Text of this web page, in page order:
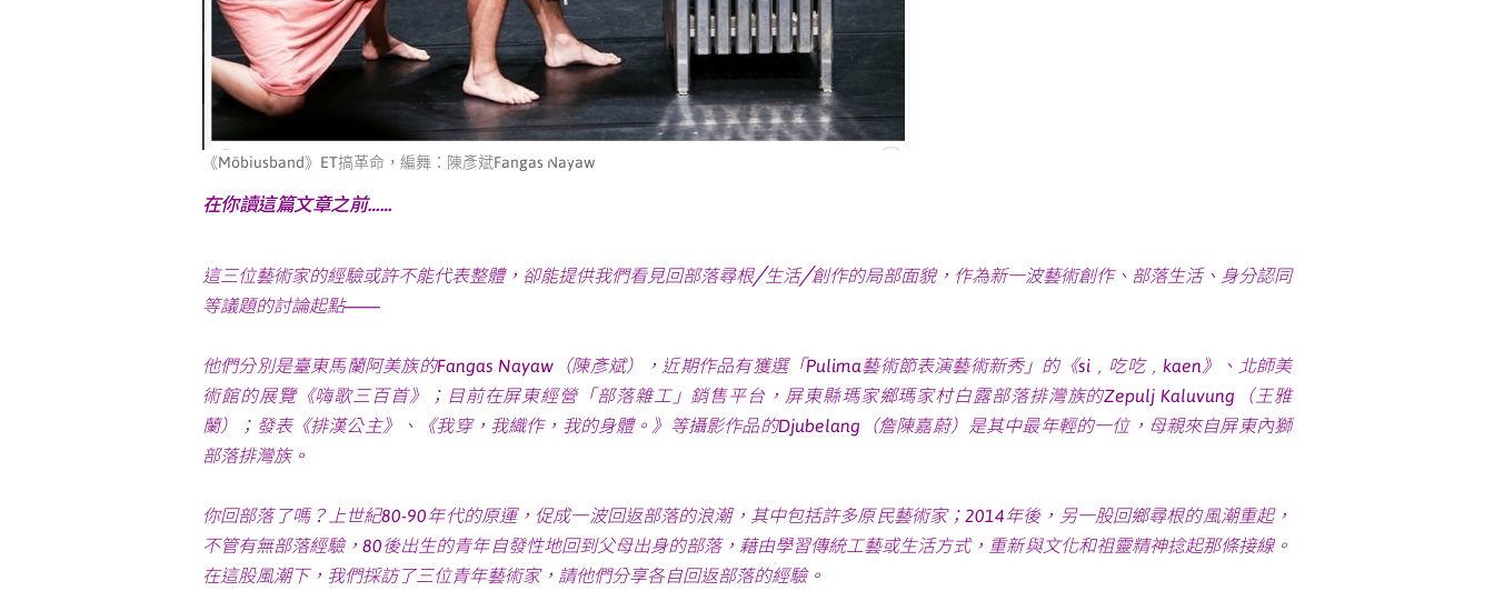
《Möbiusband》ET搞革命，編舞：陳彥斌Fangas Nayaw
在你讀這篇文章之前……
這三位藝術家的經驗或許不能代表整體，卻能提供我們看見回部落尋根╱生活╱創作的局部面貌，作為新一波藝術創作、部落生活、身分認同
等議題的討論起點——
他們分別是臺東馬蘭阿美族的Fangas Nayaw（陳彥斌），近期作品有獲選「Pulima藝術節表演藝術新秀」的《si﹐吃吃﹐kaen》、北師美
術館的展覽《嗨歌三百首》；目前在屏東經營「部落雜工」銷售平台，屏東縣瑪家鄉瑪家村白露部落排灣族的Zepulj Kaluvung（王雅
蘭）；發表《排漢公主》、《我穿，我織作，我的身體。》等攝影作品的Djubelang（詹陳嘉蔚）是其中最年輕的一位，母親來自屏東內獅
部落排灣族。
你回部落了嗎？上世紀80-90年代的原運，促成一波回返部落的浪潮，其中包括許多原民藝術家；2014年後，另一股回鄉尋根的風潮重起，
不管有無部落經驗，80後出生的青年自發性地回到父母出身的部落，藉由學習傳統工藝或生活方式，重新與文化和祖靈精神捻起那條接線。
在這股風潮下，我們採訪了三位青年藝術家，請他們分享各自回返部落的經驗。